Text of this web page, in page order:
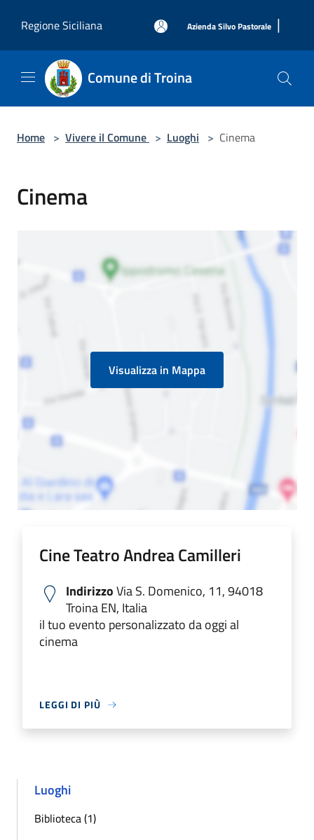
Regione Siciliana
Azienda Silvo Pastorale |
Comune di Troina
Home > Vivere il Comune > Luoghi > Cinema
Cinema
Visualizza in Mappa
Cine Teatro Andrea Camilleri
IndirizzoVia S. Domenico, 11, 94018
Troina EN, Italia
il tuo evento personalizzato da oggi al
cinema
LEGGI DI PIÙ
Luoghi
Biblioteca (1)